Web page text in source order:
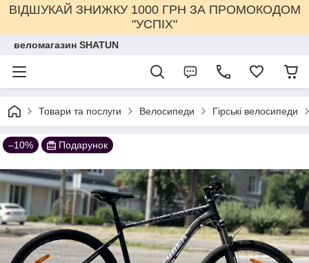
ВІДШУКАЙ ЗНИЖКУ 1000 ГРН ЗА ПРОМОКОДОМ
"УСПІХ"
веломагазин SHATUN
Товари та послуги Велосипеди Гірські велосипеди
–10% Подарунок